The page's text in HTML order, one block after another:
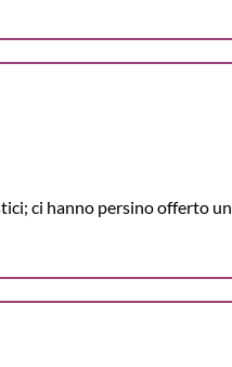
ci hanno persino offerto un